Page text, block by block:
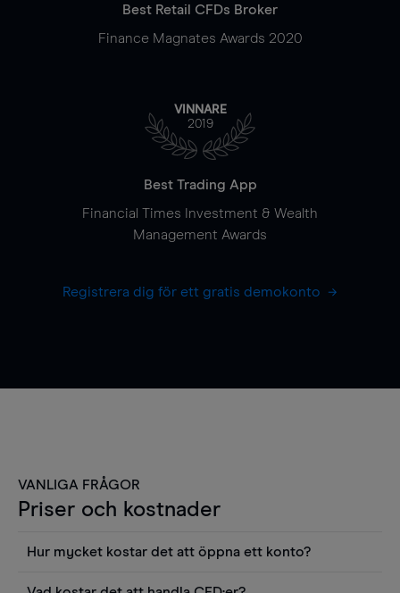
Best Retail CFDs Broker
Finance Magnates Awards 2020
VINNARE
2019
Best Trading App
Financial Times Investment & Wealth
Management Awards
Registrera dig för ett gratis demokonto
VANLIGA FRÅGOR
Priser och kostnader
Hur mycket kostar det att öppna ett konto?